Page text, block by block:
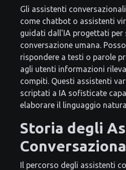
Gli assistenti
come chatbot o assistenti
guidati dall'IA progettati per
conversazione umana.
rispondere a testi o parole
agli utenti informazioni
compiti. Questi assistenti
scriptati a IA sofisticate
elaborare il linguaggio
Storia degli
Il percorso degli assistenti